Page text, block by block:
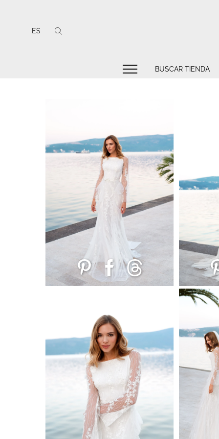
ES
BUSCAR TIENDA